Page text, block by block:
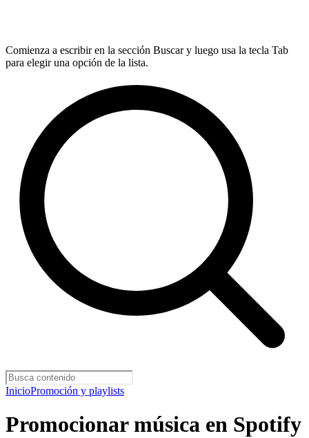
Comienza a escribir en la sección Buscar y luego usa la tecla Tab
para elegir una opción de la lista.
InicioPromoción y playlists
Promocionar música en Spotify